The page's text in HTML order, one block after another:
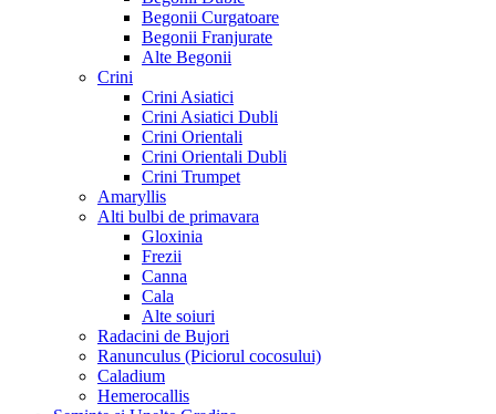
Begonii Curgatoare
Begonii Franjurate
Alte Begonii
Crini
Crini Asiatici
Crini Asiatici Dubli
Crini Orientali
Crini Orientali Dubli
Crini Trumpet
Amaryllis
Alti bulbi de primavara
Gloxinia
Frezii
Canna
Cala
Alte soiuri
Radacini de Bujori
Ranunculus (Piciorul cocosului)
Caladium
Hemerocallis